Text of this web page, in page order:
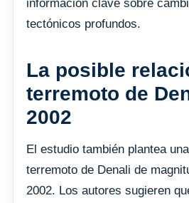
información clave sobre
tectónicos profundos.
La posible
terremoto de
2002
El estudio también plantea
terremoto de Denali de
2002. Los autores sugieren